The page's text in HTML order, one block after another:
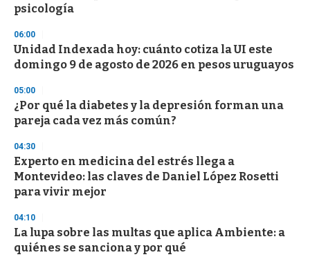
3
s
e
c
o
d
psicología
06:00
Unidad Indexada hoy: cuánto cotiza la UI este
domingo 9 de agosto de 2026 en pesos uruguayos
05:00
¿Por qué la diabetes y la depresión forman una
pareja cada vez más común?
04:30
Experto en medicina del estrés llega a
Montevideo: las claves de Daniel López Rosetti
para vivir mejor
04:10
La lupa sobre las multas que aplica Ambiente: a
quiénes se sanciona y por qué